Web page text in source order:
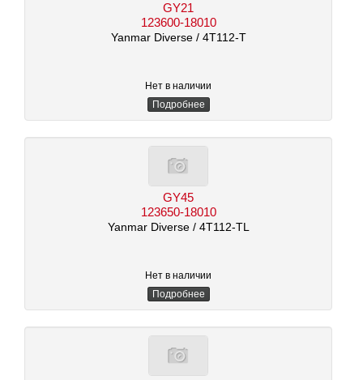
GY21
123600-18010
Yanmar Diverse / 4T112-T
Нет в наличии
Подробнее
GY45
123650-18010
Yanmar Diverse / 4T112-TL
Нет в наличии
Подробнее